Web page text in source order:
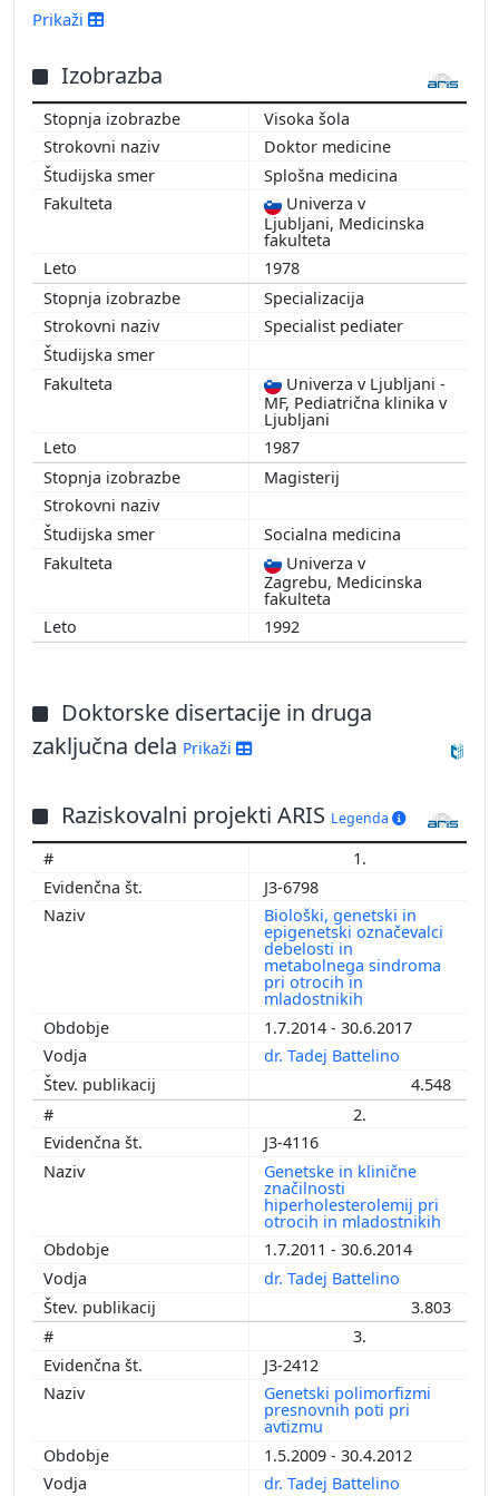
1996
1997
1998
1999
2000
2003
2004
2005
2006
2009
2010
2011
2012
2014
2016
Prikaži
Izobrazba
Visoka šola
Doktor medicine
Splošna medicina
Univerza v
Ljubljani, Medicinska
fakulteta
1978
Specializacija
Specialist pediater
Univerza v Ljubljani -
MF, Pediatrična klinika v
Ljubljani
1987
Magisterij
Socialna medicina
Univerza v
Zagrebu, Medicinska
fakulteta
1992
Doktorske disertacije in druga
zaključna dela Prikaži
Raziskovalni projekti ARIS Legenda
1.
J3-6798
Biološki, genetski in
epigenetski označevalci
debelosti in
metabolnega sindroma
pri otrocih in
mladostnikih
1.7.2014 - 30.6.2017
dr. Tadej Battelino
4.548
2.
J3-4116
Genetske in klinične
značilnosti
hiperholesterolemij pri
otrocih in mladostnikih
1.7.2011 - 30.6.2014
dr. Tadej Battelino
3.803
3.
J3-2412
Genetski polimorfizmi
presnovnih poti pri
avtizmu
1.5.2009 - 30.4.2012
dr. Tadej Battelino